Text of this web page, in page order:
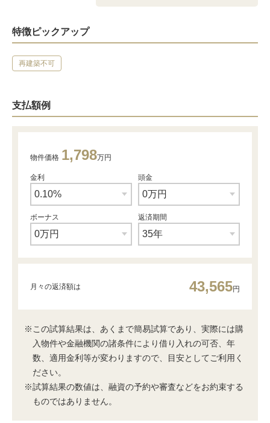
特徴ピックアップ
再建築不可
支払額例
物件価格 1,798万円
金利 頭金
ボーナス 返済期間
月々の返済額は 43,565円
※この試算結果は、あくまで簡易試算であり、実際には購
入物件や金融機関の諸条件により借り入れの可否、年
数、適用金利等が変わりますので、目安としてご利用く
ださい。
※試算結果の数値は、融資の予約や審査などをお約束する
ものではありません。